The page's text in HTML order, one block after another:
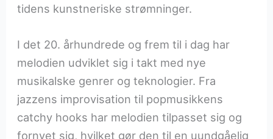
tidens kunstneriske strømninger.
I det 20. århundrede og frem til i dag har
melodien udviklet sig i takt med nye
musikalske genrer og teknologier. Fra
jazzens improvisation til popmusikkens
catchy hooks har melodien tilpasset sig og
fornyet sig, hvilket gør den til en uundgåelig